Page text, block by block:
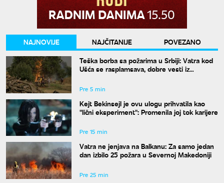
NAJNOVIJE NAJČITANIJE
POVEZANO
Teška borba sa požarima u Srbiji: Vatra kod
Ušća se rasplamsava, dobre vesti iz
Pre 5 min
Kejt Bekinsejl je ovu ulogu prihvatila kao
"lični eksperiment": Promenila joj tok karijere
Pre 15 min
Vatra ne jenjava na Balkanu: Za samo jedan
dan izbilo 25 požara u Severnoj Makedoniji
Pre 25 min